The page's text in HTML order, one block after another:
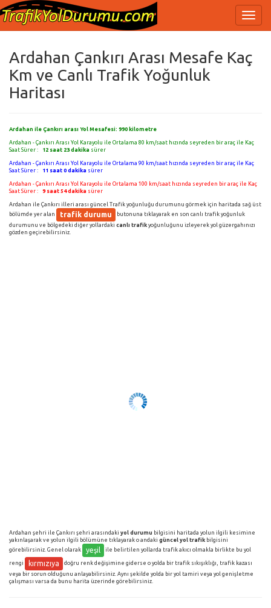
Ardahan Çankırı Arası Mesafe Kaç
Km ve Canlı Trafik Yoğunluk
Haritası
Ardahan ile Çankırı arası Yol Mesafesi: 990 kilometre
Ardahan - Çankırı Arası Yol Karayolu ile Ortalama 80 km/saat hızında seyreden bir araç ile Kaç
Saat Sürer :
12 saat 23 dakika sürer
Ardahan - Çankırı Arası Yol Karayolu ile Ortalama 90 km/saat hızında seyreden bir araç ile Kaç
Saat Sürer :
11 saat 0 dakika sürer
Ardahan - Çankırı Arası Yol Karayolu ile Ortalama 100 km/saat hızında seyreden bir araç ile Kaç
Saat Sürer :
9 saat 54 dakika sürer
Ardahan ile Çankırı illeri arası güncel Trafik yoğunluğu durumunu görmek için haritada sağ üst
bölümde yer alan
trafik durumu
butonuna tıklayarak en son canlı trafik yoğunluk
durumunu ve bölgedeki diğer yollardaki canlı trafik yoğunluğunu izleyerek yol güzergahınızı
gözden geçirebilirsiniz.
Ardahan şehri ile Çankırı şehri arasındaki yol durumu bilgisini haritada yolun ilgili kesimine
yakınlaşarak ve yolun ilgili bölümüne tıklayarak o andaki güncel yol trafik bilgisini
görebilirsiniz. Genel olarak
yeşil ile belirtilen yollarda trafik akıcı olmakla birlikte bu yol
rengi kırmızıya
doğru renk değişimine giderse o yolda bir trafik sıkışıklığı, trafik kazası
veya bir sorun olduğunu anlayabilirsiniz. Aynı şekilde yolda bir yol tamiri veya yol genişletme
çalışması varsa da bunu harita üzerinde görebilirsiniz.